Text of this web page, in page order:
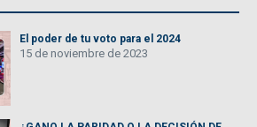
El poder de tu voto para el 2024
15 de noviembre de 2023